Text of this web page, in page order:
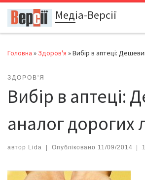
Перейти до вмістуМедіа-Версії
Головна » Здоров'я »Вибір в аптеці:
ЗДОРОВ'Я
Вибір в аптеці:
аналог дорогих
автор Lida | Опубліковано 11/09/2014 |